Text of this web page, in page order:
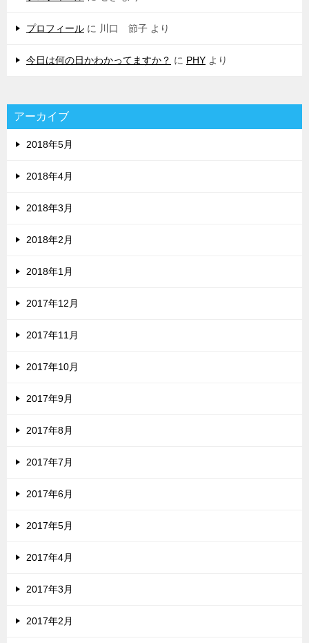
プロフィール に 川口 節子 より
今日は何の日かわかってますか？ に PHY より
アーカイブ
2018年5月
2018年4月
2018年3月
2018年2月
2018年1月
2017年12月
2017年11月
2017年10月
2017年9月
2017年8月
2017年7月
2017年6月
2017年5月
2017年4月
2017年3月
2017年2月